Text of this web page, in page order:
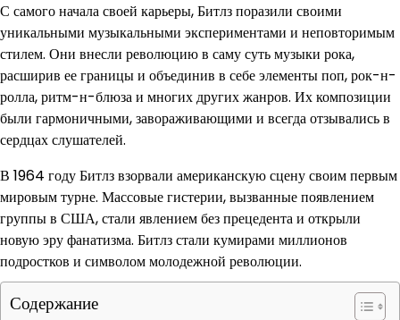
С самого начала своей карьеры, Битлз поразили своими
уникальными музыкальными экспериментами и неповторимым
стилем. Они внесли революцию в саму суть музыки рока,
расширив ее границы и объединив в себе элементы поп, рок-н-
ролла, ритм-н-блюза и многих других жанров. Их композиции
были гармоничными, завораживающими и всегда отзывались в
сердцах слушателей.
В 1964 году Битлз взорвали американскую сцену своим первым
мировым турне. Массовые гистерии, вызванные появлением
группы в США, стали явлением без прецедента и открыли
новую эру фанатизма. Битлз стали кумирами миллионов
подростков и символом молодежной революции.
Содержание